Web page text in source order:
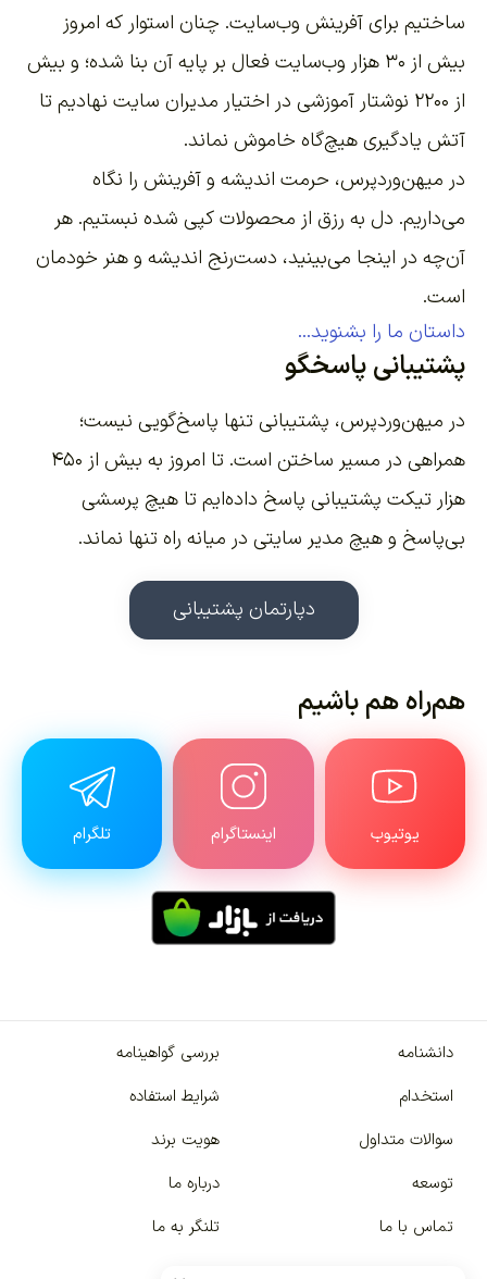
ساختیم برای آفرینش وب‌سایت. چنان استوار که امروز
بیش از ۳۰ هزار وب‌سایت فعال بر پایه آن بنا شده؛ و بیش
از ۲۲۰۰
نوشتار آموزشی در اختیار مدیران سایت نهادیم تا
آتش یادگیری هیچ‌گاه خاموش نماند.
در میهن‌وردپرس، حرمت اندیشه و آفرینش را نگاه
می‌داریم. دل به رزق از محصولات کپی شده نبستیم. هر
آن‌چه در اینجا می‌بینید، دست‌رنج اندیشه و هنر خودمان
است.
داستان ما را بشنوید...
پشتیبانی پاسخگو
در میهن‌وردپرس، پشتیبانی تنها پاسخ‌گویی نیست؛
همراهی در مسیر ساختن است. تا امروز به بیش از ۴۵۰
هزار تیکت پشتیبانی پاسخ داده‌ایم تا هیچ پرسشی
بی‌پاسخ و هیچ مدیر سایتی در میانه راه تنها نماند.
دپارتمان پشتیبانی
هم‌راه هم باشیم
یوتیوب اینستاگرام تلگرام
دانشنامه
بررسی گواهینامه
استخدام
شرایط استفاده
سوالات متداول
هویت برند
توسعه
درباره ما
تماس با ما
تلنگر به ما